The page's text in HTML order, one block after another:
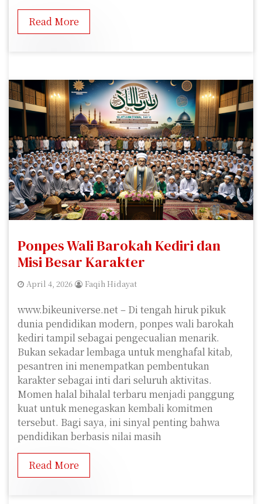
Read More
Ponpes Wali Barokah Kediri dan
Misi Besar Karakter
April 4, 2026 Faqih Hidayat
www.bikeuniverse.net – Di tengah hiruk pikuk
dunia pendidikan modern, ponpes wali barokah
kediri tampil sebagai pengecualian menarik.
Bukan sekadar lembaga untuk menghafal kitab,
pesantren ini menempatkan pembentukan
karakter sebagai inti dari seluruh aktivitas.
Momen halal bihalal terbaru menjadi panggung
kuat untuk menegaskan kembali komitmen
tersebut. Bagi saya, ini sinyal penting bahwa
pendidikan berbasis nilai masih
Read More